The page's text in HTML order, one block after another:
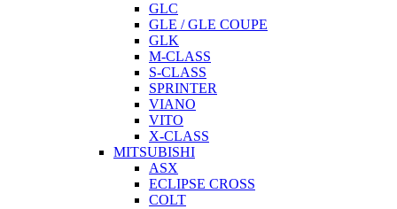
GLC
GLE / GLE COUPE
GLK
M-CLASS
S-CLASS
SPRINTER
VIANO
VITO
X-CLASS
MITSUBISHI
ASX
ECLIPSE CROSS
COLT